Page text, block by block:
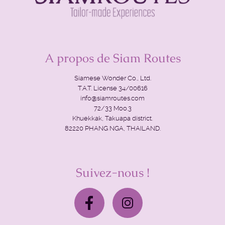
A propos de Siam Routes
Siamese Wonder Co., Ltd.
T.A.T. License 34/00616
info@siamroutes.com
72/33 Moo.3
Khuekkak, Takuapa district.
82220 PHANG NGA, THAILAND.
Suivez-nous !